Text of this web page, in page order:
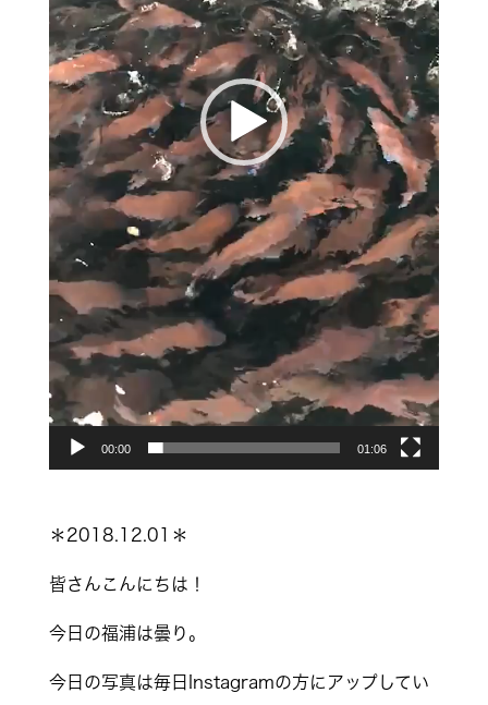
00:00 01:06
＊2018.12.01＊
皆さんこんにちは！
今日の福浦は曇り。
今日の写真は毎日Instagramの方にアップしてい